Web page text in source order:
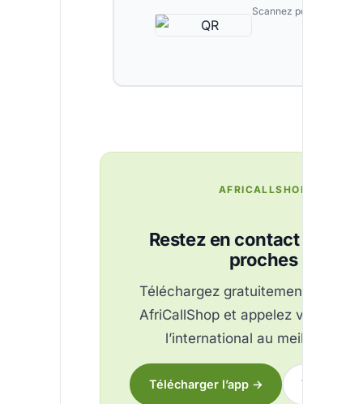
Scannez pour
AFRICALLSHOP
Restez en contact avec
proches
Téléchargez gratuitement
AfriCallShop et appelez vos
l’international au meilleur tarif.
Télécharger l’app → Voir les